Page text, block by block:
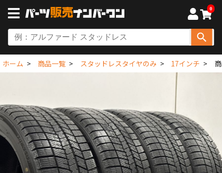
0
ホーム 商品一覧 スタッドレスタイヤのみ 17インチ